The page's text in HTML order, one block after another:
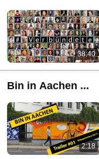
38:40
Bin in Aachen ...
2:18